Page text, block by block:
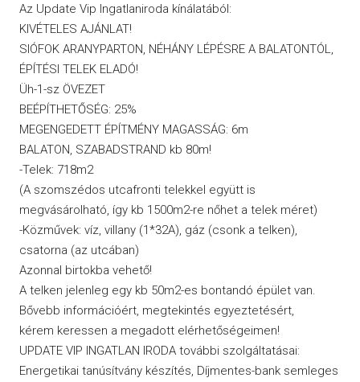
Az Update Vip Ingatlaniroda kínálatából:
KIVÉTELES AJÁNLAT!
SIÓFOK ARANYPARTON, NÉHÁNY LÉPÉSRE A BALATONTÓL,
ÉPÍTÉSI TELEK ELADÓ!
Üh-1-sz ÖVEZET
BEÉPÍTHETŐSÉG: 25%
MEGENGEDETT ÉPÍTMÉNY MAGASSÁG: 6m
BALATON, SZABADSTRAND kb 80m!
-Telek: 718m2
(A szomszédos utcafronti telekkel együtt is
megvásárolható, így kb 1500m2-re nőhet a telek méret)
-Közművek: víz, villany (1*32A), gáz (csonk a telken),
csatorna (az utcában)
Azonnal birtokba vehető!
A telken jelenleg egy kb 50m2-es bontandó épület van.
Bővebb információért, megtekintés egyeztetésért,
kérem keressen a megadott elérhetőségeimen!
UPDATE VIP INGATLAN IRODA további szolgáltatásai:
Energetikai tanúsítvány készítés, Díjmentes-bank semleges